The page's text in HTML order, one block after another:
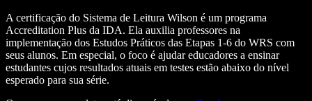
A certificação do Sistema de Leitura Wilson é um programa
Accreditation Plus da IDA. Ela auxilia professores na
implementação dos Estudos Práticos das Etapas 1-6 do WRS com
seus alunos. Em especial, o foco é ajudar educadores a ensinar
estudantes cujos resultados atuais em testes estão abaixo do nível
esperado para sua série.